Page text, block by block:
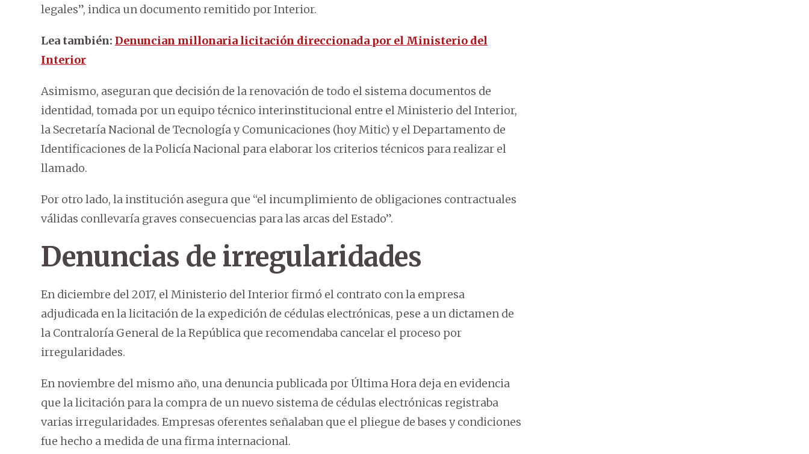
legales”, indica un documento remitido por Interior.
Lea también: Denuncian millonaria licitación direccionada por el Ministerio del
Interior
Asimismo, aseguran que decisión de la renovación de todo el sistema documentos de
identidad, tomada por un equipo técnico interinstitucional entre el Ministerio del Interior,
la Secretaría Nacional de Tecnología y Comunicaciones (hoy Mitic) y el Departamento de
Identificaciones de la Policía Nacional para elaborar los criterios técnicos para realizar el
llamado.
Por otro lado, la institución asegura que “el incumplimiento de obligaciones contractuales
válidas conllevaría graves consecuencias para las arcas del Estado”.
Denuncias de irregularidades
En diciembre del 2017, el Ministerio del Interior firmó el contrato con la empresa
adjudicada en la licitación de la expedición de cédulas electrónicas, pese a un dictamen de
la Contraloría General de la República que recomendaba cancelar el proceso por
irregularidades.
En noviembre del mismo año, una denuncia publicada por Última Hora deja en evidencia
que la licitación para la compra de un nuevo sistema de cédulas electrónicas registraba
varias irregularidades. Empresas oferentes señalaban que el pliegue de bases y condiciones
fue hecho a medida de una firma internacional.